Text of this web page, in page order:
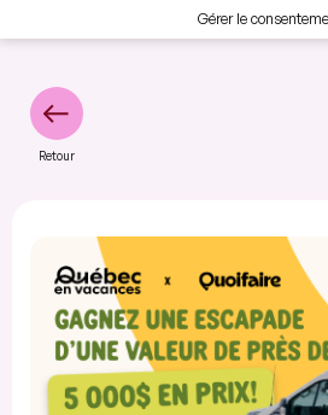
Gérer le
Retour